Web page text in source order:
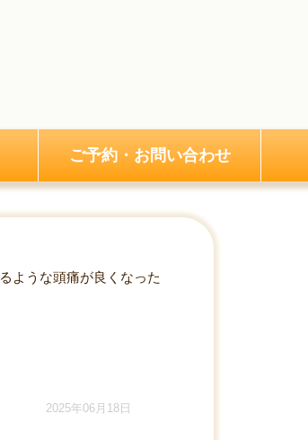
ご予約・お問い合わせ
ような頭痛が良くなった
2025年06月18日